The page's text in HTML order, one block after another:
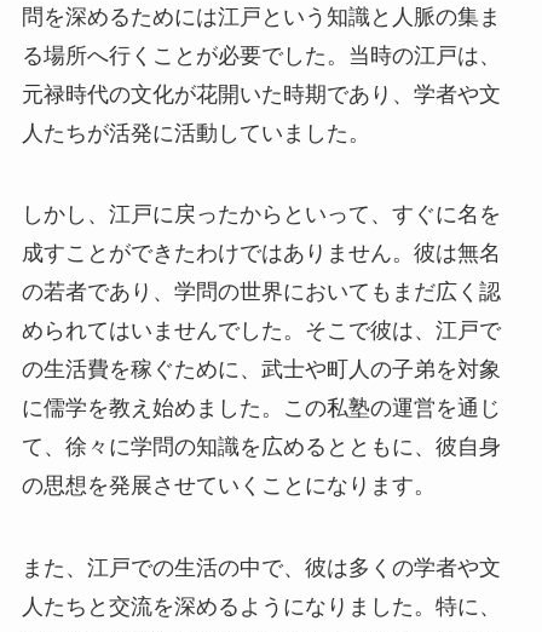
問を深めるためには江戸という知識と人脈の集ま
る場所へ行くことが必要でした。当時の江戸は、
元禄時代の文化が花開いた時期であり、学者や文
人たちが活発に活動していました。
しかし、江戸に戻ったからといって、すぐに名を
成すことができたわけではありません。彼は無名
の若者であり、学問の世界においてもまだ広く認
められてはいませんでした。そこで彼は、江戸で
の生活費を稼ぐために、武士や町人の子弟を対象
に儒学を教え始めました。この私塾の運営を通じ
て、徐々に学問の知識を広めるとともに、彼自身
の思想を発展させていくことになります。
また、江戸での生活の中で、彼は多くの学者や文
人たちと交流を深めるようになりました。特に、